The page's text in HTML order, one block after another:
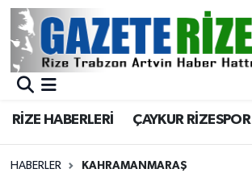
RİZE HABERLERİ ÇAYKUR RİZESPOR
HABERLER KAHRAMANMARAŞ
BÖLGEMİZ
Asayiş
Merkez Nöbetçi Eczaneler
Merkez Trafik Yoğunluk Haritası